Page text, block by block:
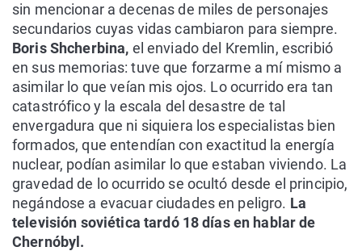
sin mencionar a decenas de miles de personajes
secundarios cuyas vidas cambiaron para siempre.
Boris Shcherbina, el enviado del Kremlin, escribió
en sus memorias: tuve que forzarme a mí mismo a
asimilar lo que veían mis ojos. Lo ocurrido era tan
catastrófico y la escala del desastre de tal
envergadura que ni siquiera los especialistas bien
formados, que entendían con exactitud la energía
nuclear, podían asimilar lo que estaban viviendo. La
gravedad de lo ocurrido se ocultó desde el principio,
negándose a evacuar ciudades en peligro. La
televisión soviética tardó 18 días en hablar de
Chernóbyl.